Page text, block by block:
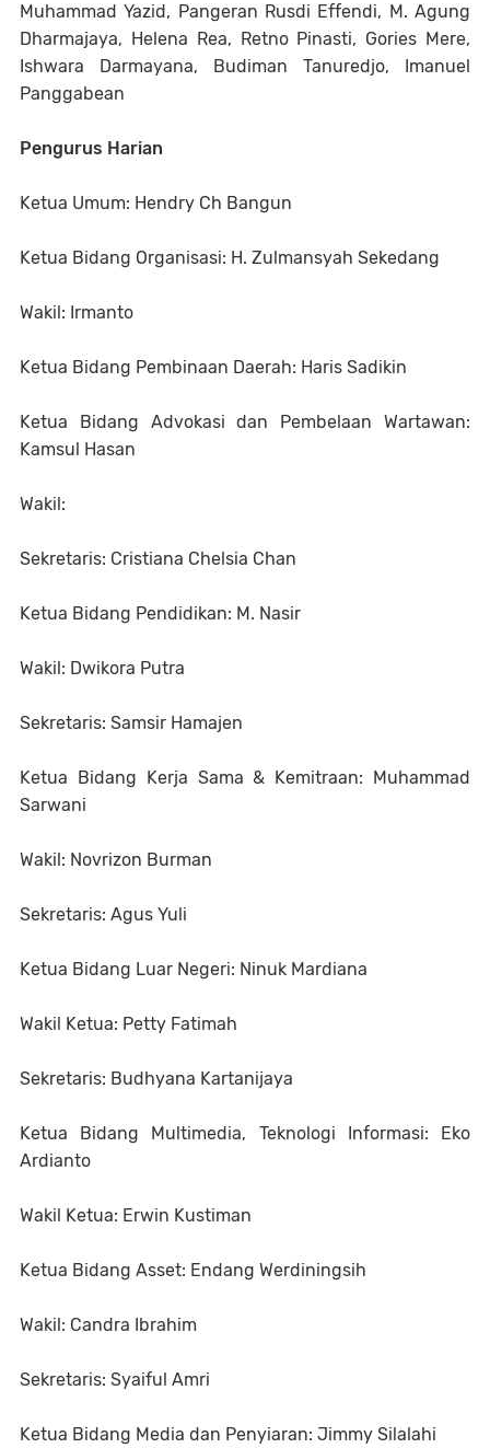
Muhammad Yazid, Pangeran Rusdi Effendi, M. Agung
Dharmajaya, Helena Rea, Retno Pinasti, Gories Mere,
Ishwara Darmayana, Budiman Tanuredjo, Imanuel
Panggabean
Pengurus Harian
Ketua Umum: Hendry Ch Bangun
Ketua Bidang Organisasi: H. Zulmansyah Sekedang
Wakil: Irmanto
Ketua Bidang Pembinaan Daerah: Haris Sadikin
Ketua Bidang Advokasi dan Pembelaan Wartawan:
Kamsul Hasan
Wakil:
Sekretaris: Cristiana Chelsia Chan
Ketua Bidang Pendidikan: M. Nasir
Wakil: Dwikora Putra
Sekretaris: Samsir Hamajen
Ketua Bidang Kerja Sama & Kemitraan: Muhammad
Sarwani
Wakil: Novrizon Burman
Sekretaris: Agus Yuli
Ketua Bidang Luar Negeri: Ninuk Mardiana
Wakil Ketua: Petty Fatimah
Sekretaris: Budhyana Kartanijaya
Ketua Bidang Multimedia, Teknologi Informasi: Eko
Ardianto
Wakil Ketua: Erwin Kustiman
Ketua Bidang Asset: Endang Werdiningsih
Wakil: Candra Ibrahim
Sekretaris: Syaiful Amri
Ketua Bidang Media dan Penyiaran: Jimmy Silalahi